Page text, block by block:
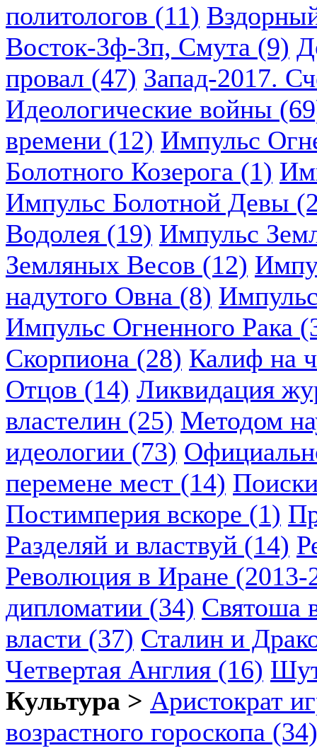
политологов (11)
Восток-3ф-3п, Смута (9)
провал (47) Запад-2017.
Идеологические войны
времени (12) Импульс
Болотного Козерога (1)
Импульс Болотной Девы
Водолея (19) Импульс
Земляных Весов (12)
надутого Овна (8)
Импульс Огненного Рака
Скорпиона (28) Калиф на
Отцов (14) Ликвидация
властелин (25) Методом
идеологии (73)
перемене мест (14)
Постимперия вскоре (1)
Разделяй и властвуй (14)
Революция в Иране (2013-
дипломатии (34) Святоша
власти (37) Сталин и
Четвертая Англия (16)
Культура > Аристократ
возрастного гороскопа (34)